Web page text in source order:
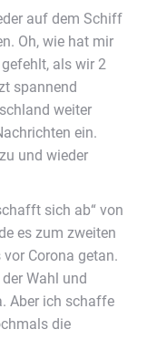
auf dem Schiff
Oh, wie hat mir
als wir 2
spannend
weiter
ein.
und wieder
sich ab“ von
es zum zweiten
Corona getan.
Wahl und
Aber ich schaffe
die